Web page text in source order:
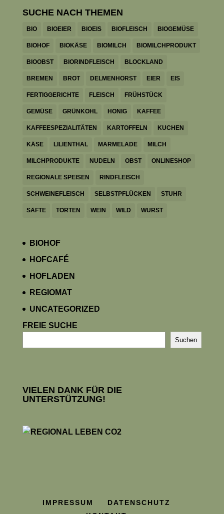
SUCHE NACH THEMEN
BIO BIOEIER BIOEIS BIOFLEISCH BIOGEMÜSE
BIOHOF BIOKÄSE BIOMILCH BIOMILCHPRODUKT
BIOOBST BIORINDFLEISCH BLOCKLAND
BREMEN BROT DELMENHORST EIER EIS
FERTIGGERICHTE FLEISCH FRÜHSTÜCK
GEMÜSE GRÜNKOHL HONIG KAFFEE
KAFFEESPEZIALITÄTEN KARTOFFELN KUCHEN
KÄSE LILIENTHAL MARMELADE MILCH
MILCHPRODUKTE NUDELN OBST ONLINESHOP
REGIONALE SPEISEN RINDFLEISCH
SCHWEINEFLEISCH SELBSTPFLÜCKEN STUHR
SÄFTE TORTEN WEIN WILD WURST
BIOHOF
HOFCAFÉ
HOFLADEN
REGIOMAT
UNCATEGORIZED
FREIE SUCHE
Suchen
VIELEN DANK FÜR DIE
UNTERSTÜTZUNG!
IMPRESSUM
DATENSCHUTZ